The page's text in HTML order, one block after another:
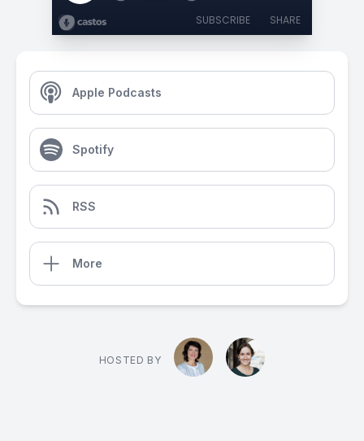
SUBSCRIBE SHARE
Apple Podcasts
Spotify
RSS
More
HOSTED BY